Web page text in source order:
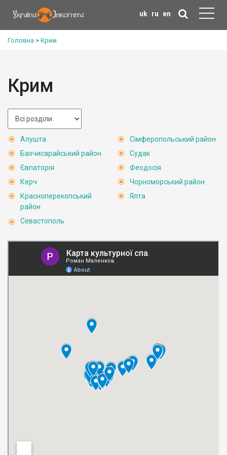
uk ru en
Головна > Крим
Крим
Алушта
Бахчисарайський район
Євпаторія
Керч
Красноперекопський
район
Севастополь
Сімферопольський район
Судак
Феодосія
Чорноморський район
Ялта